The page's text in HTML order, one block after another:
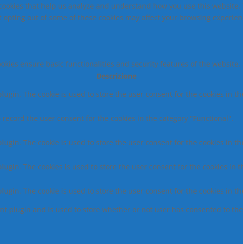
that help us analyze and understand how you use this
out of some of these cookies may affect your browsing
ensure basic functionalities and security features of the website,
Descrizione
The cookie is used to store the user consent for the cookies in
record the user consent for the cookies in the category "Functional".
The cookie is used to store the user consent for the cookies in
The cookies is used to store the user consent for the cookies in
The cookie is used to store the user consent for the cookies in
plugin and is used to store whether or not user has consented to